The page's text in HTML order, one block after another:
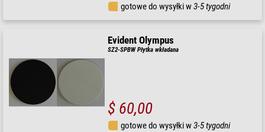
gotowe do wysyłki w3-5 tygodni
Evident Olympus
SZ2-SPBW Płytka wkładana
$ 60,00
gotowe do wysyłki w3-5 tygodni